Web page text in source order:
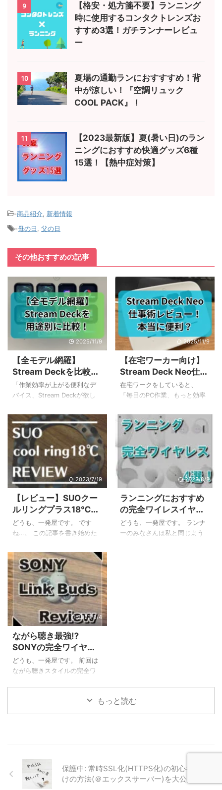
9
【格安・処方箋不要】ランニング
時に使用するコンタクトレンズお
すすめ3選！ガチランナーレビュ
ー
10
夏場の通勤ランにおすすすめ！背
中が涼しい！『空調リュック
COOL PACK』！
11
【2023最新版】夏(暑い日)のラン
ニングにおすすめ快適グッズ6種
15選！【熱中症対策】
-商品紹介
新着情報
-母の日 父の日
その他おすすめの記事
2025/11/9
【全モデル網羅】
Stream Deckを比較！
新旧モデルから用途別
で最適な一台を選ぶ
「作業効率が上がる便利なデ
バイス、Stream Deckが欲し
どれを選べばいいのか分から
ない…」と感じていませんか？
多機能なモデルからコンパク
トなモデルまで様々で、自分
に合う一台を見つけるのは大
変ですよね。Stream Deckの比
較をしているけれど、結局決
め手に欠ける、という方も多
いのではないでしょうか。 私
もStream Deck Neoを購入す
る前はちょっと悩みました…。
この記事では、そんなお悩み
Stream Deckの全モデルを徹底
的に比較し、後 ...
2025/11/9
【在宅ワーカー向け】
Stream Deck Neo仕事
術レビュー！本当に便
利？
在宅ワークをしていると、
「毎日のPC作業、もっと効率
こと、ありますよね。チャッ
トツールの起動、定型文の入
力、Web会議のミュート操作
など、一つひとつは小さくて
も積み重なると大きな手間に
なります。 この記事では、そ
んなみなさんのために、
stream deck neoを仕事で活用
して、日々の作業を劇的に快
適にする方法を徹底解説しま
す！ この記事を読むことで、
以下のことが分かりますよ。
2023/7/19
【レビュー】SUOクー
ルリングプラス18℃の
サイズ感・持続時間・
おすすめ用途
どうも、一発屋です。 です
ね…。 この記事を書き始めた
35℃越えの猛暑日連発で溶け
そうな日々を送っていまし
た。 私はそんな暑い中でも長
時間ランニングをしてしまう
愚か者で、前々から熱中症対
策のためのグッズを仕込んで
いました。 連日の猛暑でテレ
ビでも紹介された『SUOクー
ルリング18℃(SUOクールリン
グプラス18℃)』です。 という
わけで今回の記事ではSUOク
ールリング18℃についてサイ
徹底的にレビューしていきた
いと思います。 SUOクールリ
2023/8/8
ランニングにおすすめ
の完全ワイレスイヤホ
ン4選！ながら聴きタ
イプが超オススメ！
どうも、一発屋です。 ランナ
ーのみなさんは私と同じよう
いる『耳をふさがない』タイ
プの完全ワイヤレスイヤホン
2023/8/4
ながら聴き最強⁉
SONYの完全ワイヤレ
スイヤホン『Link
Buds』の超徹底レビュ
どうも、一発屋です。 前回は
ながら聴きスタイルの完全ワ
SONY Link Buds WF-L900の
比較記事を書きました。 本
が、今回の記事ではSONY
Link Buds WF-L900単体のレ
ビュー(スペックや音漏れの仕
もっと読む
保護中: 常時SSL化(HTTPS化)の初心者向
けの方法(＠エックスサーバー)を大公開！